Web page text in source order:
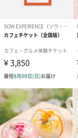
ゴールド（390円）
短冊のし
商品の形質上、短冊型
す。
セット商品をご購入
いずれかの商品1つに